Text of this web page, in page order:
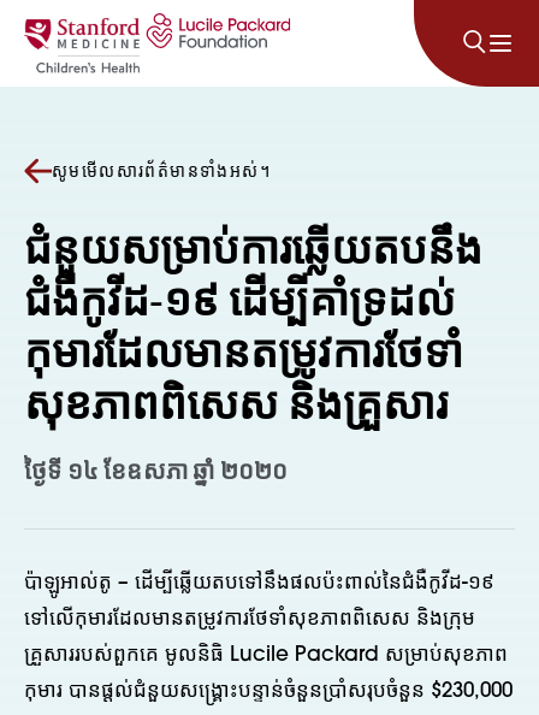
រំលងទៅមាតិកា
សូមមើលសារព័ត៌មានទាំងអស់។
ជំនួយសម្រាប់ការឆ្លើយតបនឹង
ជំងឺកូវីដ-១៩ ដើម្បីគាំទ្រដល់
កុមារដែលមានតម្រូវការថែទាំ
សុខភាពពិសេស និងគ្រួសារ
ថ្ងៃទី ១៤ ខែឧសភា ឆ្នាំ ២០២០
ប៉ាឡូអាល់តូ – ដើម្បីឆ្លើយតបទៅនឹងផលប៉ះពាល់នៃជំងឺកូវីដ-១៩
ទៅលើកុមារដែលមានតម្រូវការថែទាំសុខភាពពិសេស និងក្រុម
គ្រួសាររបស់ពួកគេ មូលនិធិ Lucile Packard សម្រាប់សុខភាព
កុមារ បានផ្តល់ជំនួយសង្គ្រោះបន្ទាន់ចំនួនប្រាំសរុបចំនួន $230,000